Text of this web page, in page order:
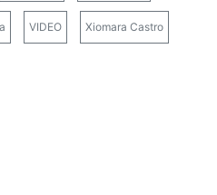
VIDEO Xiomara Castro